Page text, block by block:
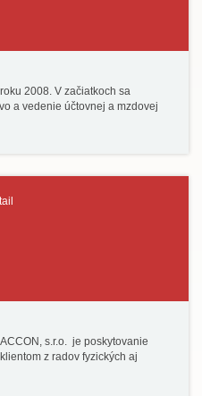
2008. V začiatkoch sa
a vedenie účtovnej a mzdovej
s.r.o. je poskytovanie
z radov fyzických aj